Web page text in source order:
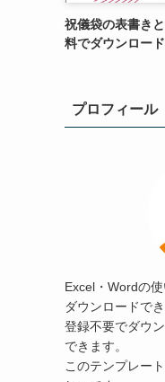
祝儀袋の表書き
料でダウンロード
プロフィール
Excel・Wordの
ダウンロードで
登録不要でダウ
できます。
このテンプレー